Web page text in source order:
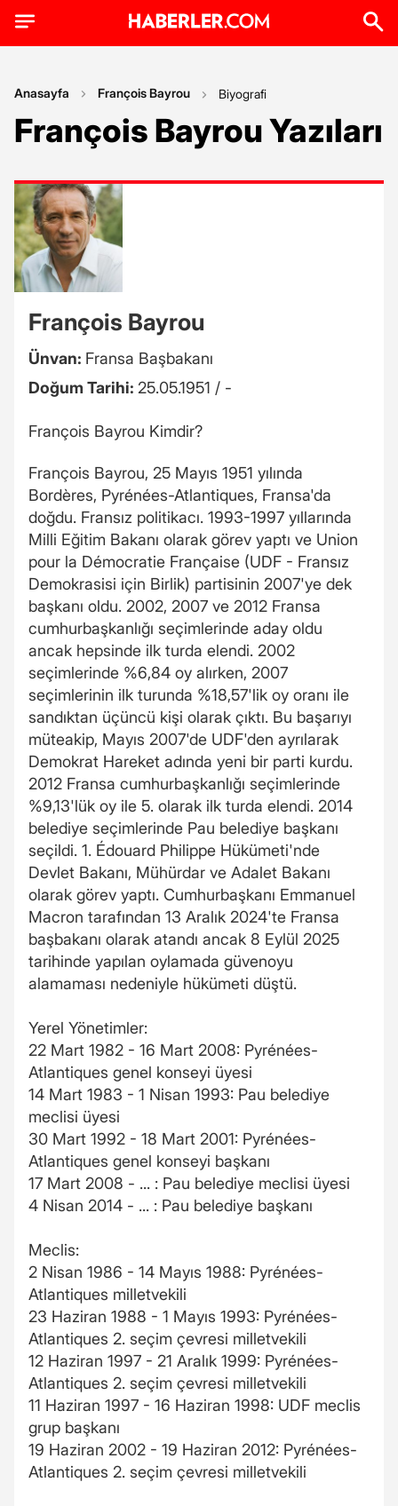
Anasayfa François Bayrou Biyografi
François Bayrou Yazıları
François Bayrou
Ünvan: Fransa Başbakanı
Doğum Tarihi: 25.05.1951 / -
François Bayrou Kimdir?
François Bayrou, 25 Mayıs 1951 yılında
Bordères, Pyrénées-Atlantiques, Fransa'da
doğdu. Fransız politikacı. 1993-1997 yıllarında
Milli Eğitim Bakanı olarak görev yaptı ve Union
pour la Démocratie Française (UDF - Fransız
Demokrasisi için Birlik) partisinin 2007'ye dek
başkanı oldu. 2002, 2007 ve 2012 Fransa
cumhurbaşkanlığı seçimlerinde aday oldu
ancak hepsinde ilk turda elendi. 2002
seçimlerinde %6,84 oy alırken, 2007
seçimlerinin ilk turunda %18,57'lik oy oranı ile
sandıktan üçüncü kişi olarak çıktı. Bu başarıyı
müteakip, Mayıs 2007'de UDF'den ayrılarak
Demokrat Hareket adında yeni bir parti kurdu.
2012 Fransa cumhurbaşkanlığı seçimlerinde
%9,13'lük oy ile 5. olarak ilk turda elendi. 2014
belediye seçimlerinde Pau belediye başkanı
seçildi. 1. Édouard Philippe Hükümeti'nde
Devlet Bakanı, Mühürdar ve Adalet Bakanı
olarak görev yaptı. Cumhurbaşkanı Emmanuel
Macron tarafından 13 Aralık 2024'te Fransa
başbakanı olarak atandı ancak 8 Eylül 2025
tarihinde yapılan oylamada güvenoyu
alamaması nedeniyle hükümeti düştü.
Yerel Yönetimler:
22 Mart 1982 - 16 Mart 2008: Pyrénées-
Atlantiques genel konseyi üyesi
14 Mart 1983 - 1 Nisan 1993: Pau belediye
meclisi üyesi
30 Mart 1992 - 18 Mart 2001: Pyrénées-
Atlantiques genel konseyi başkanı
17 Mart 2008 - ... : Pau belediye meclisi üyesi
4 Nisan 2014 - ... : Pau belediye başkanı
Meclis:
2 Nisan 1986 - 14 Mayıs 1988: Pyrénées-
Atlantiques milletvekili
23 Haziran 1988 - 1 Mayıs 1993: Pyrénées-
Atlantiques 2. seçim çevresi milletvekili
12 Haziran 1997 - 21 Aralık 1999: Pyrénées-
Atlantiques 2. seçim çevresi milletvekili
11 Haziran 1997 - 16 Haziran 1998: UDF meclis
grup başkanı
19 Haziran 2002 - 19 Haziran 2012: Pyrénées-
Atlantiques 2. seçim çevresi milletvekili